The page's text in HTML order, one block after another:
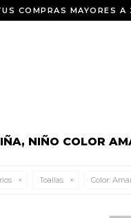
COMPRAS MAYORES
NIÑO COLOR
Toallas Color: